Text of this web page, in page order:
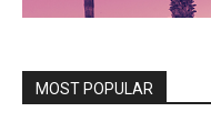
MOST POPULAR